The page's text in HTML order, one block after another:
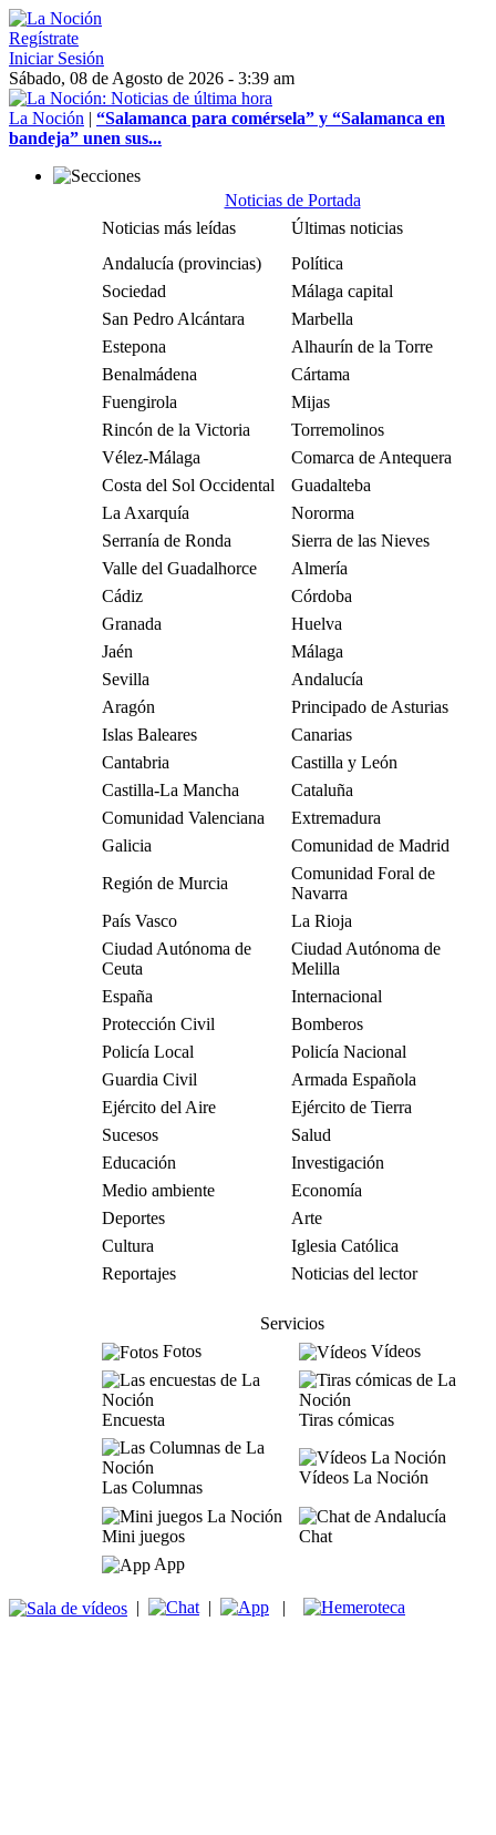
Regístrate
Iniciar Sesión
Sábado, 08 de Agosto de 2026 - 3:39 am
La Noción | “Salamanca para comérsela” y “Salamanca en
bandeja” unen sus...
Noticias de Portada
Noticias más leídas
Últimas noticias
Andalucía (provincias)
Política
Sociedad
Málaga capital
San Pedro Alcántara
Marbella
Estepona
Alhaurín de la Torre
Benalmádena
Cártama
Fuengirola
Mijas
Rincón de la Victoria
Torremolinos
Vélez-Málaga
Comarca de Antequera
Costa del Sol Occidental
Guadalteba
La Axarquía
Nororma
Serranía de Ronda
Sierra de las Nieves
Valle del Guadalhorce
Almería
Cádiz
Córdoba
Granada
Huelva
Jaén
Málaga
Sevilla
Andalucía
Aragón
Principado de Asturias
Islas Baleares
Canarias
Cantabria
Castilla y León
Castilla-La Mancha
Cataluña
Comunidad Valenciana
Extremadura
Galicia
Comunidad de Madrid
Región de Murcia
Comunidad Foral de
Navarra
País Vasco
La Rioja
Ciudad Autónoma de
Ceuta
Ciudad Autónoma de
Melilla
España
Internacional
Protección Civil
Bomberos
Policía Local
Policía Nacional
Guardia Civil
Armada Española
Ejército del Aire
Ejército de Tierra
Sucesos
Salud
Educación
Investigación
Medio ambiente
Economía
Deportes
Arte
Cultura
Iglesia Católica
Reportajes
Noticias del lector
Servicios
Fotos
Vídeos
Encuesta Tiras cómicas
Las Columnas
Vídeos La Noción
Mini juegos
Chat
App
| | |